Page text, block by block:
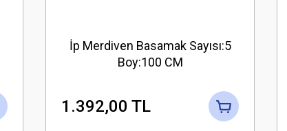
İp Merdiven Basamak Sayısı:5
Boy:100 CM
1.392,00 TL